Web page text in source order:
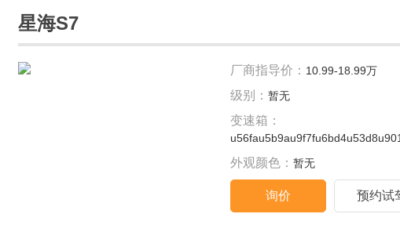
星海S7
厂商指导价： 10.99-18.99万
级别： 暂无
变速箱：
外观颜色： 暂无
询价 预约试